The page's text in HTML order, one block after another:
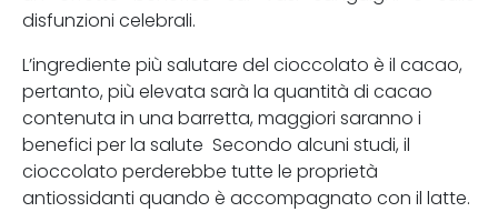
disfunzioni celebrali.
L’ingrediente più salutare del cioccolato è il cacao,
pertanto, più elevata sarà la quantità di cacao
contenuta in una barretta, maggiori saranno i
benefici per la salute Secondo alcuni studi, il
cioccolato perderebbe tutte le proprietà
antiossidanti quando è accompagnato con il latte.